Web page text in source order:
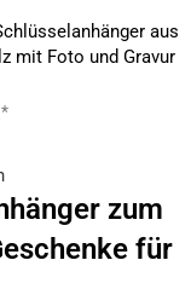
aus
mit Foto und Gravur
*
zum
für